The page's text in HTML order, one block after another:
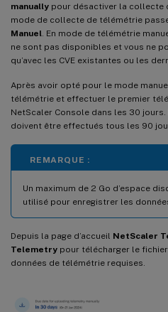
manually pour désactiver la collecte
mode de collecte de télémétrie
Manuel . En mode de télémétrie
ne sont pas disponibles et vous ne
qu’avec les CVE existantes ou les
Après avoir opté pour le mode
télémétrie et effectuer le premier
NetScaler Console dans les 30
doivent être effectués tous les 90
REMARQUE :
Un maximum de 2 Go d’espace
utilisé pour enregistrer les
Depuis la page d’accueil NetScaler
Telemetry pour télécharger le
données de télémétrie requises.